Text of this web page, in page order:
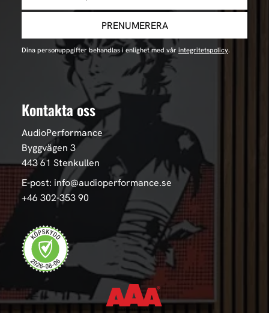
PRENUMERERA
Dina personuppgifter behandlas i enlighet med vår integritetspolicy.
Kontakta oss
AudioPerformance
Byggvägen 3
443 61 Stenkullen
E-post: info@audioperformance.se
+46 302-353 90